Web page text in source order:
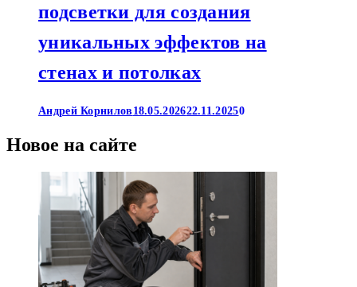
подсветки для создания
уникальных эффектов на
стенах и потолках
Андрей Корнилов 18.05.202622.11.20250
Новое на сайте